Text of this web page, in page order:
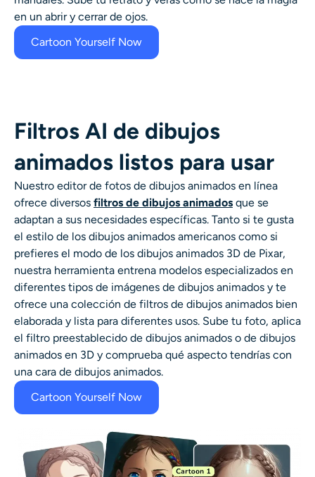
Herramientas de video
Efectos de video
Quitar marca de agua de video
en un abrir y cerrar de ojos.
Cartoon Yourself Now
Filtros AI de dibujos
animados listos para usar
Nuestro editor de fotos de dibujos animados en línea
ofrece diversos filtros de dibujos animados que se
adaptan a sus necesidades específicas. Tanto si te gusta
el estilo de los dibujos animados americanos como si
prefieres el modo de los dibujos animados 3D de Pixar,
nuestra herramienta entrena modelos especializados en
diferentes tipos de imágenes de dibujos animados y te
ofrece una colección de filtros de dibujos animados bien
elaborada y lista para diferentes usos. Sube tu foto, aplica
el filtro preestablecido de dibujos animados o de dibujos
animados en 3D y comprueba qué aspecto tendrías con
una cara de dibujos animados.
Cartoon Yourself Now